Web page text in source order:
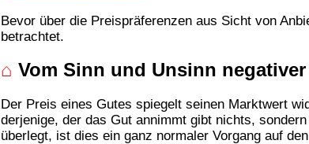
Bevor über die Preispräferenzen aus Sicht von
betrachtet.
⌂ Vom Sinn und Unsinn
Der Preis eines Gutes spiegelt seinen Marktwert
derjenige, der das Gut annimmt gibt nichts,
überlegt, ist dies ein ganz normaler Vorgang auf